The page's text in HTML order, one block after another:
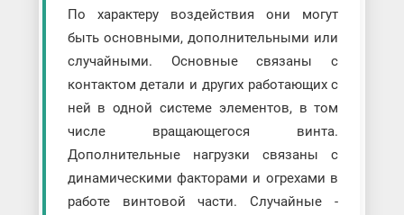
По характеру воздействия они могут
быть основными, дополнительными или
случайными. Основные связаны с
контактом детали и других работающих с
ней в одной системе элементов, в том
числе вращающегося винта.
Дополнительные нагрузки связаны с
динамическими факторами и огрехами в
работе винтовой части. Случайные -